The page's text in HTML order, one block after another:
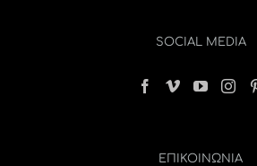
SOCIAL MEDIA
ΕΠΙΚΟΙΝΩΝΊΑ